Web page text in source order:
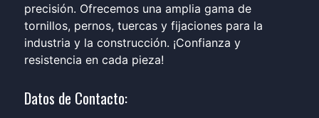
precisión. Ofrecemos una amplia gama de
tornillos, pernos, tuercas y fijaciones para la
industria y la construcción. ¡Confianza y
resistencia en cada pieza!
Datos de Contacto: